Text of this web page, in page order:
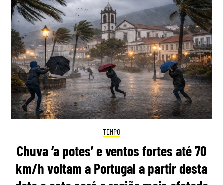
TEMPO
Chuva ‘a potes’ e ventos fortes até 70
km/h voltam a Portugal a partir desta